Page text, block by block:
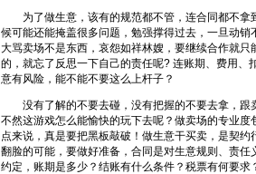
为了做生意，该有的规范都不管，连合同都不拿
候可能还能掩盖很多问题，勉强撑得过去，一旦动
大骂卖场不是东西，哀怨如祥林嫂，要继续合作就
的，就忘了反思一下自己的责任呢? 连账期、费用
意有风险，能不能不要这么上杆子？
没有了解的不要去碰，没有把握的不要去拿，跟
不然这游戏怎么能愉快的玩下去呢？做卖场的专业
点来说，真是要把黑板敲破！做生意干买卖，是契
翻脸的可能，要做好准备，合同是对生意规则、责
约定，账期是多少？结账有什么条件？税票有何要